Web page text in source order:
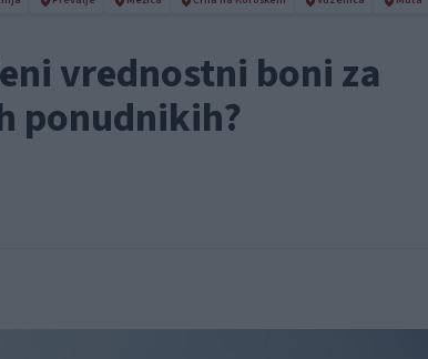
vrednostni boni za
ponudnikih?